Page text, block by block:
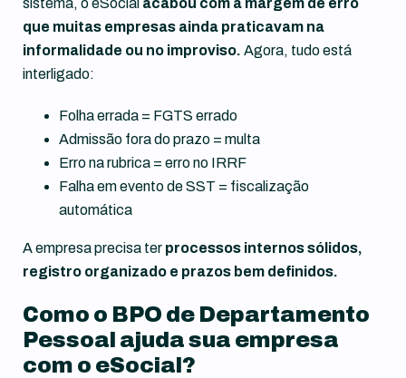
que muitas empresas ainda praticavam na
informalidade ou no improviso. Agora, tudo está
interligado:
Folha errada = FGTS errado
Admissão fora do prazo = multa
Erro na rubrica = erro no IRRF
Falha em evento de SST = fiscalização
automática
A empresa precisa ter processos internos sólidos,
registro organizado e prazos bem definidos.
Como o BPO de Departamento
Pessoal ajuda sua empresa
com o eSocial?